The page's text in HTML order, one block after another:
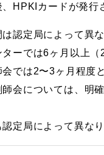
HPKIカードが発行
認定局によって異
ターでは6ヶ月以上
では2〜3ヶ月程度
会については、明
定局によって異なり